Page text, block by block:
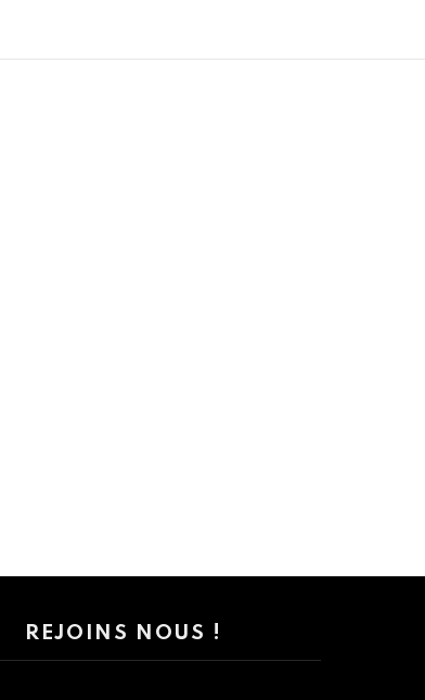
REJOINS NOUS !